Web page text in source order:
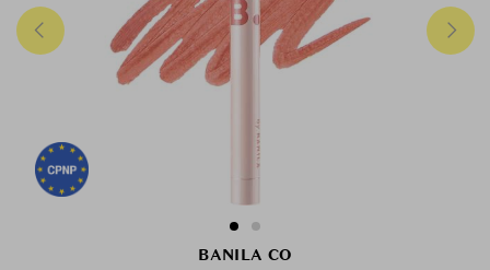
BANILA CO